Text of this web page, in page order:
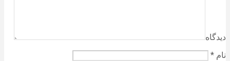
دیدگاه
نام *